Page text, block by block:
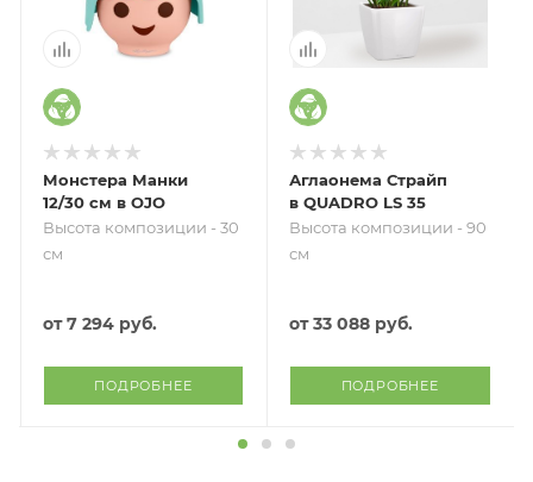
Монстера Манки
12/30 см в OJO
Высота композиции - 30
см
от7 294 руб.
ПОДРОБНЕЕ
Аглаонема Страйп
в QUADRO LS 35
Высота композиции - 90
см
от33 088 руб.
ПОДРОБНЕЕ